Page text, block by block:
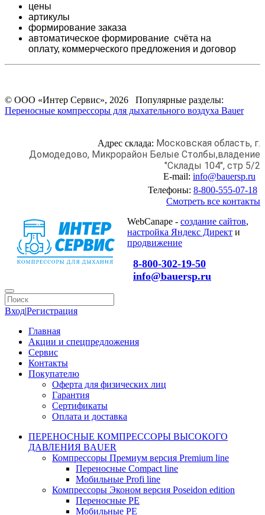
цены
артикулы
формирование заказа
автоматическое формирование счёта на
оплату, коммерческого предложения и договор
© ООО «Интер Сервис», 2026 Популярные разделы:
Переносные компрессоры для дыхательного воздуха Bauer
Адрес склада: Московская область, г.
Домодедово, Микрорайон Белые Столбы,владение
"Склады 104", стр 5/2
E-mail: info@bauersp.ru
Телефоны: 8-800-555-07-18
Смотреть все контакты
WebCanape - создание сайтов,
настройка Яндекс Директ и
продвижение
8-800-302-19-50
info@bauersp.ru
Вход|Регистрация
Главная
Акции и спецпредложения
Сервис
Контакты
Покупателю
Оферта для физических лиц
Гарантия
Сертификаты
Оплата и доставка
ПЕРЕНОСНЫЕ КОМПРЕССОРЫ ВЫСОКОГО
ДАВЛЕНИЯ BAUER
Компрессоры Премиум версия Premium line
Переносные Compact line
Мобильные Profi line
Компрессоры Эконом версия Poseidon edition
Переносные PE
Мобильные PE